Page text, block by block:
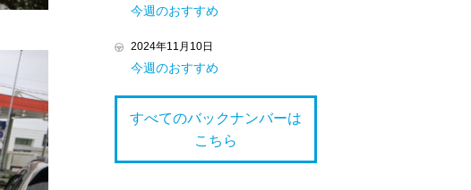
今週のおすすめ
2024年11月10日
今週のおすすめ
すべてのバックナンバーは
こちら